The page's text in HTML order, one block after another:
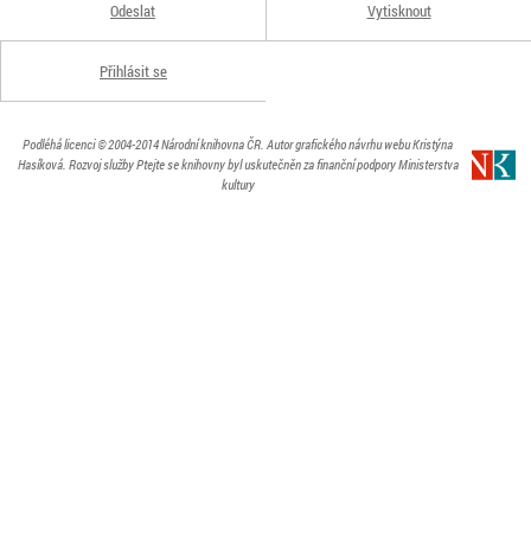
Odeslat Vytisknout
Přihlásit se
Podléhá licenci© 2004-2014Národní knihovna ČR. Autor grafického návrhu webu Kristýna
Hasíková. Rozvoj služby Ptejte se knihovny byl uskutečněn za finanční podpory Ministerstva
kultury